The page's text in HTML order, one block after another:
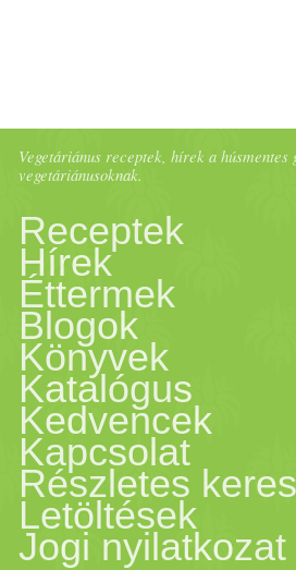
Vegetáriánus receptek, hírek a
vegetáriánusoknak.
Receptek
Hírek
Éttermek
Blogok
Könyvek
Katalógus
Kedvencek
Kapcsolat
Részletes
Letöltések
Jogi nyilatkozat